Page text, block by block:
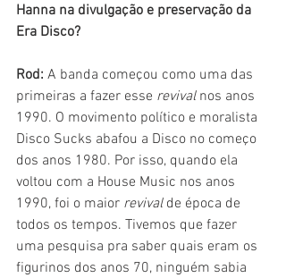
Hanna na divulgação e preservação da
Era Disco?
Rod: A banda começou como uma das
primeiras a fazer esse revival nos anos
1990. O movimento político e moralista
Disco Sucks abafou a Disco no começo
dos anos 1980. Por isso, quando ela
voltou com a House Music nos anos
1990, foi o maior revival de época de
todos os tempos. Tivemos que fazer
uma pesquisa pra saber quais eram os
figurinos dos anos 70, ninguém sabia